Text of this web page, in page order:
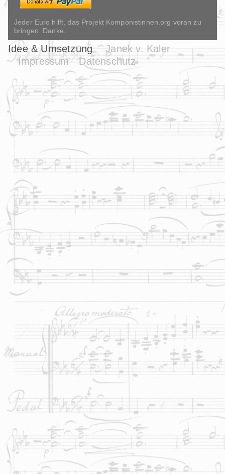
Jeder Euro hilft, das Projekt Komponistinnen.org voran zu
bringen. Danke.
Idee & Umsetzung
Janek v. Kaler
Impressum
Datenschutz